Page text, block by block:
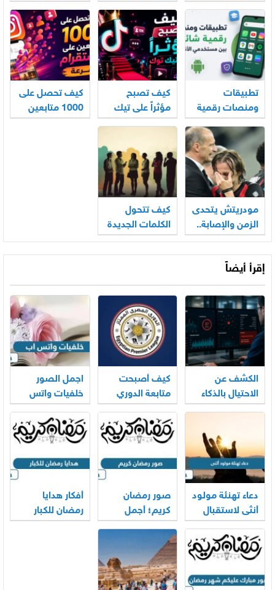
المغرب
عملي لأساسيات
العناية اليومية
بالرضيع
الأكثر استخدامًا
في العراق
تطبيقات
ومنصات رقمية
شائعة بين
مستخدمي
الأندرويد
كيف تصبح
مؤثراً على تيك
توك
كيف تحصل على
1000 متابعين
مودريتش يتحدى
الزمن والإصابة..
هل يكتب
الفصل الأخير
في أسطورته
المونديالية؟
كيف تتحول
الكلمات الجديدة
إلى جزء من
حديثنا اليومي؟
إقرأ أيضاً
الكشف عن
الاحتيال بالذكاء
الاصطناعي:
كيف أصبحت
متابعة الدوري
المصري تجربة
ممتعة تتجاوز
مجرد مشاهدة
اجمل الصور
خلفيات واتس
اب عالية الجودة
2026
دعاء تهنئة مولود
أنثى لاستقبال
المولودة
الجديدة
صور رمضان
كريم؛ أجمل
خلفيات
وبطاقات 2026
أفكار هدايا
رمضان للكبار